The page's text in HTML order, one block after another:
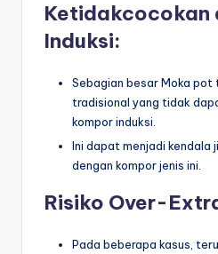
Ketidakcocokan
Induksi:
Sebagian besar Moka
tradisional yang tidak
kompor induksi.
Ini dapat menjadi kendala
dengan kompor jenis ini.
Risiko Over-
Pada beberapa kasus,